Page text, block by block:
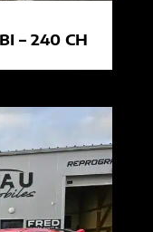
– 240 CH